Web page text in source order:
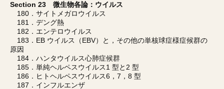
Section 23 微生物各論：ウイルス
180．サイトメガロウイルス
181．デング熱
182．エンテロウイルス
183．EB ウイルス（EBV）と，その他の単核球症様症候群の
原因
184．ハンタウイルス心肺症候群
185．単純ヘルペスウイルス1 型と2 型
186．ヒトヘルペスウイルス6，7，8 型
187．インフルエンザ